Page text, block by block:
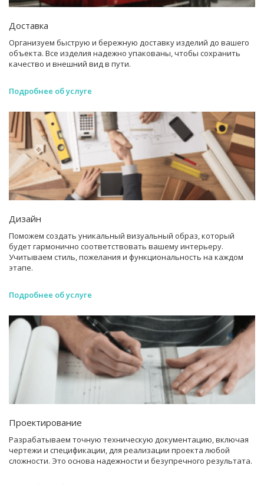
Доставка
Организуем быструю и бережную доставку изделий до вашего
объекта. Все изделия надежно упакованы, чтобы сохранить
качество и внешний вид в пути.
Подробнее об услуге
Дизайн
Поможем создать уникальный визуальный образ, который
будет гармонично соответствовать вашему интерьеру.
Учитываем стиль, пожелания и функциональность на каждом
этапе.
Подробнее об услуге
Проектирование
Разрабатываем точную техническую документацию, включая
чертежи и спецификации, для реализации проекта любой
сложности. Это основа надежности и безупречного результата.